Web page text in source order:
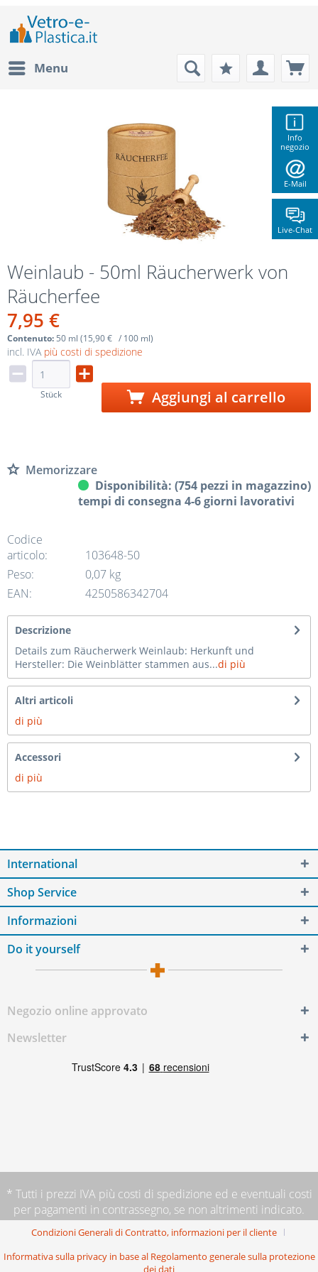
Info
negozio
E-Mail
Live-Chat
Menu
Weinlaub - 50ml Räucherwerk von
Räucherfee
7,95 €
Contenuto: 50 ml (15,90 € / 100 ml)
incl. IVA più costi di spedizione
Stück Aggiungi al carrello
Memorizzare
Disponibilità: (754 pezzi in magazzino)
tempi di consegna 4-6 giorni lavorativi
Codice
articolo:
103648-50
Peso:
0,07 kg
EAN:
4250586342704
Descrizione
Details zum Räucherwerk Weinlaub: Herkunft und
Hersteller: Die Weinblätter stammen aus...di più
Altri articoli
di più
Accessori
di più
International
Shop Service
Informazioni
Do it yourself
Negozio online approvato
Newsletter
* Tutti i prezzi IVA più costi di spedizione ed e eventuali costi
per pagamenti in contrassegno, se non altrimenti indicato.
Condizioni Generali di Contratto, informazioni per il cliente
Informativa sulla privacy in base al Regolamento generale sulla protezione
dei dati